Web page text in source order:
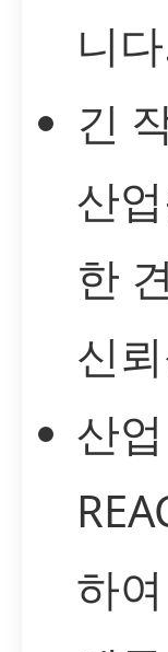
니
긴
산
한
신
산
하